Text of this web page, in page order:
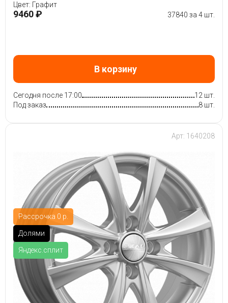
Цвет: Графит
9460 ₽ 37840 за 4 шт.
В корзину
Сегодня после 17:00
12 шт.
Под заказ
8 шт.
Рассрочка 0 р.
Долями
Яндекс.сплит
Арт: 1640208